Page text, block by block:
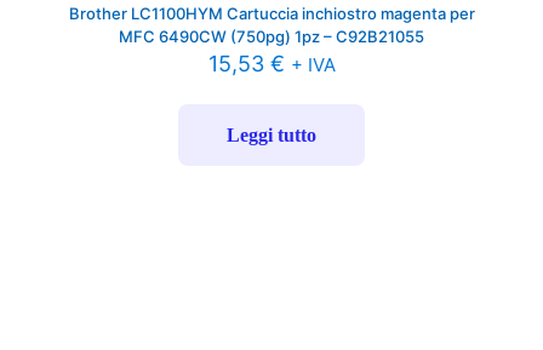
Brother LC1100HYM Cartuccia inchiostro magenta per
MFC 6490CW (750pg) 1pz – C92B21055
15,53 € + IVA
Leggi tutto